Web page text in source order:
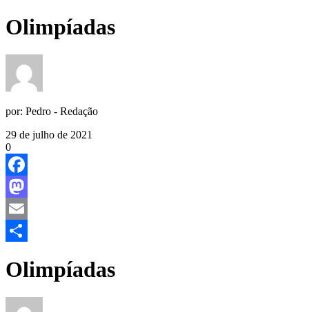
Olimpíadas
por: Pedro - Redação
29 de julho de 2021
0
Facebook
Mastodon
Email
Olimpíadas